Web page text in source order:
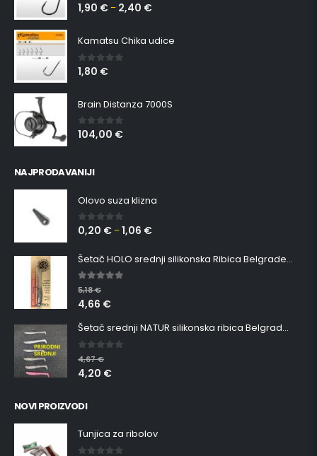
0 out of 5
1,90 € – 2,40 €
Kamatsu Chika udice
0 out of 5
1,80 €
Brain Distanza 7000S
0out of 5
104,00 €
NAJPRODAVANIJI
Olovo suza klizna
0 out of 5
0,20 € –1,06 €
Šetač HOLO srednji silikonska Ribica Belgrade Walker
5.00out of 5
5,18€
4,66 €
Šetač srednji NATUR silikonska ribica Belgrade Walker
0 out of 5
4,67€
4,20 €
NOVI PROIZVODI
Tunjica za ribolov